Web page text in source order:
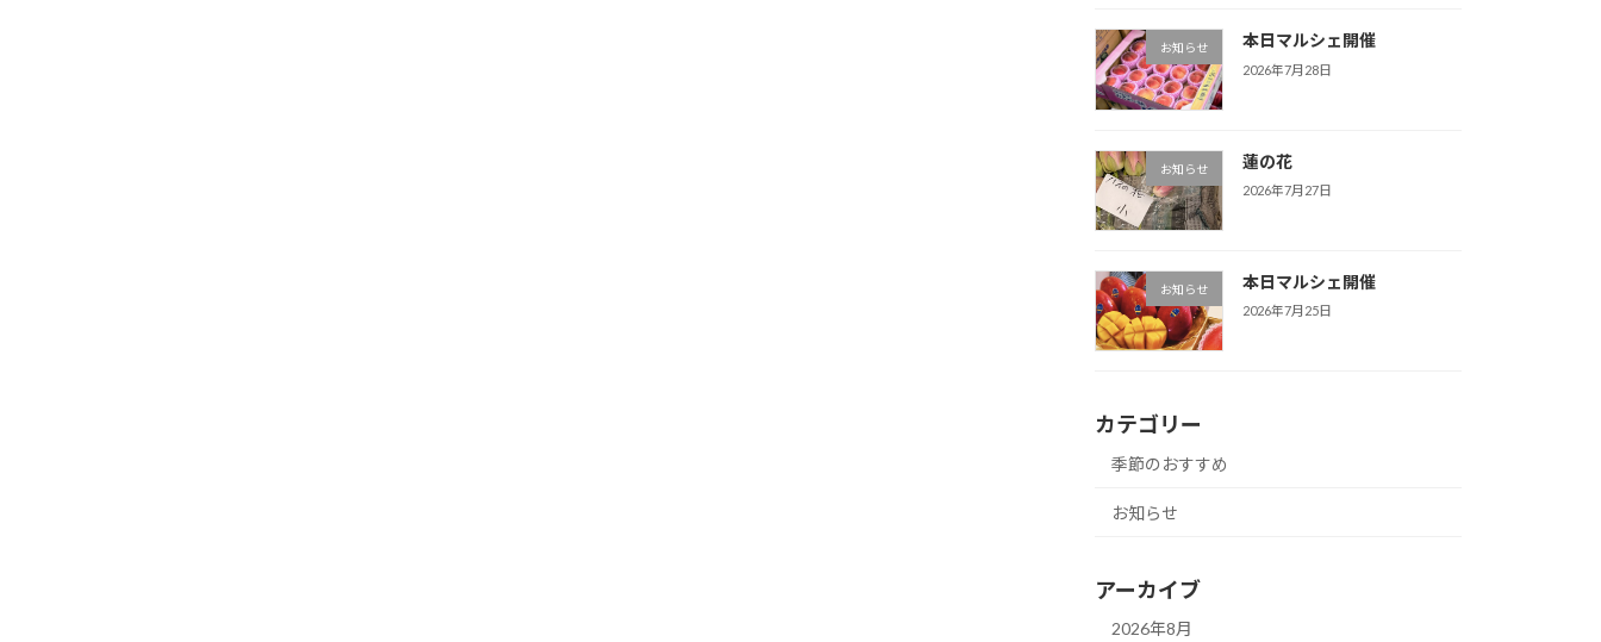
お知らせ 本日マルシェ開催
2026年7月28日
お知らせ 蓮の花
2026年7月27日
お知らせ 本日マルシェ開催
2026年7月25日
カテゴリー
季節のおすすめ
お知らせ
アーカイブ
2026年8月